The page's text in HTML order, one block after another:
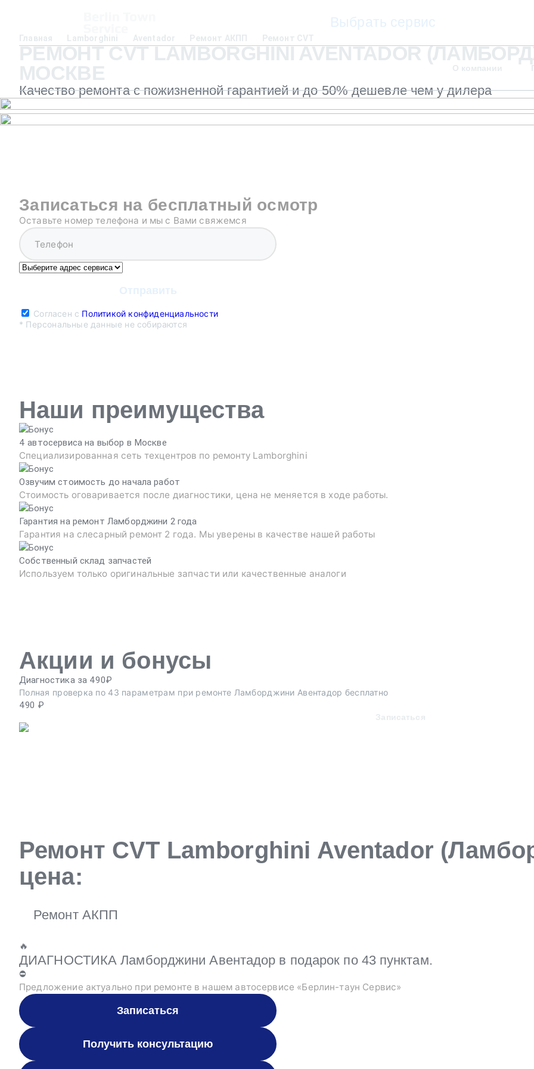
Выбрать сервис
О компании
Главная Lamborghini Aventador Ремонт АКПП Ремонт CVT
РЕМОНТ CVT LAMBORGHINI AVENTADOR
МОСКВЕ
Качество ремонта с пожизненной гарантией и до 50% дешевле чем у дилера
Записаться на бесплатный осмотр
Оставьте номер телефона и мы с Вами свяжемся
Согласен с Политикой конфиденциальности
* Персональные данные не собираются
Наши преимущества
4 автосервиса на выбор в Москве
Специализированная сеть техцентров по ремонту Lamborghini
Озвучим стоимость до начала работ
Стоимость оговаривается после диагностики, цена не меняется в ходе работы.
Гарантия на ремонт Ламборджини 2 года
Гарантия на слесарный ремонт 2 года. Мы уверены в качестве нашей работы
Собственный склад запчастей
Используем только оригинальные запчасти или качественные аналоги
Акции и бонусы
Диагностика за 490₽
Полная проверка по 43 параметрам при ремонте Ламборджини Авентадор бесплатно
490 ₽
Записаться
Ремонт CVT Lamborghini Aventador
цена:
Ремонт АКПП
🔥
ДИАГНОСТИКА Ламборджини Авентадор в подарок по 43 пунктам.
⛔
Предложение актуально при ремонте в нашем автосервисе «Берлин-таун Сервис»
Записаться
Получить консультацию